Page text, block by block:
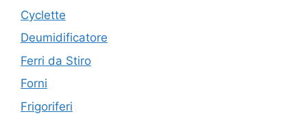
Cyclette
Deumidificatore
Ferri da Stiro
Forni
Frigoriferi